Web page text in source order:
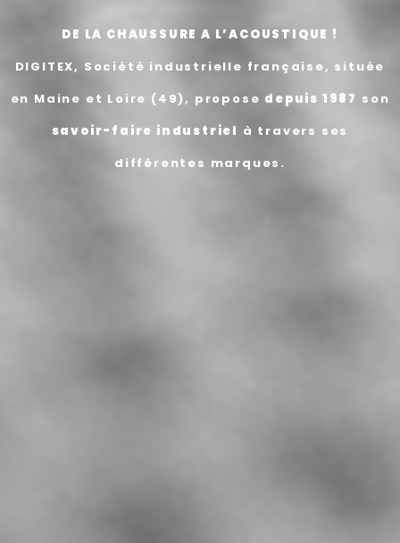
DE LA CHAUSSURE A L’ACOUSTIQUE !
DIGITEX, Société industrielle française, située
en Maine et Loire (49), propose depuis 1987 son
savoir-faire industriel à travers ses
différentes marques.